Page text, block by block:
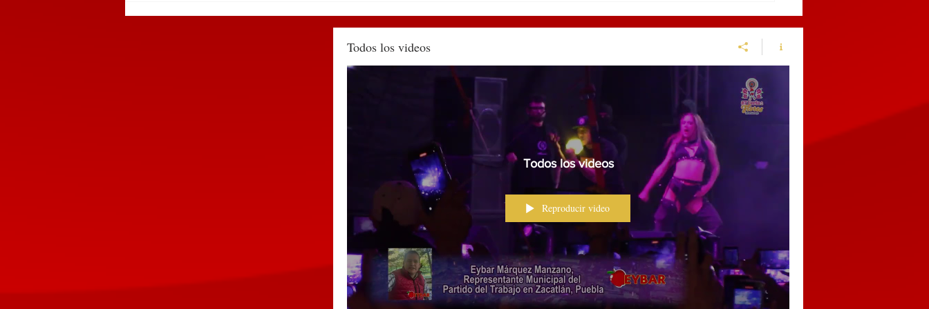
PUEBLA RECIBIRÁ EL
Huauchinango a sujeto por
agredir a una policía
municipal y alterar el orden
Estado canal pluvial para
prevenir inundaciones en
Todos los videos
Todos los videos
Reproducir video